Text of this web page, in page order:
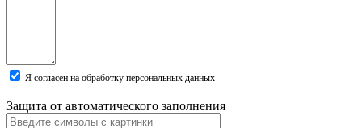
Я согласен на обработку персональных данных
Защита от автоматического заполнения